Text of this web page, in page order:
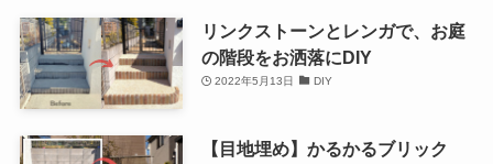
リンクストーンとレンガで、お庭
の階段をお洒落にDIY
2022年5月13日 DIY
【目地埋め】かるかるブリック